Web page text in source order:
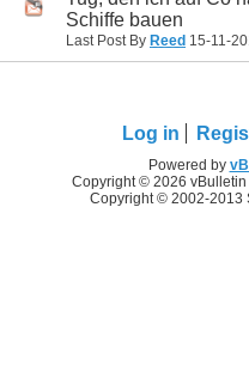
Schiffe bauen
Last Post By Reed 15-11-
Log in
Powered by
Copyright © 2026
Copyright © 2002-2013